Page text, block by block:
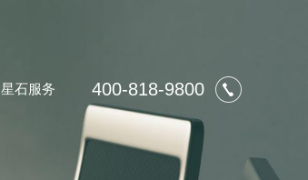
星石服务 400-818-9800